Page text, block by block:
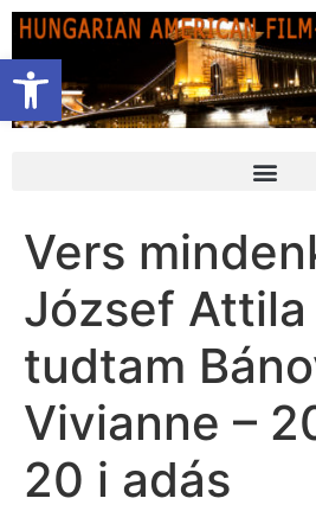
Open toolbar
Vers
József Attila
tudtam
Vivianne –
20 i adás